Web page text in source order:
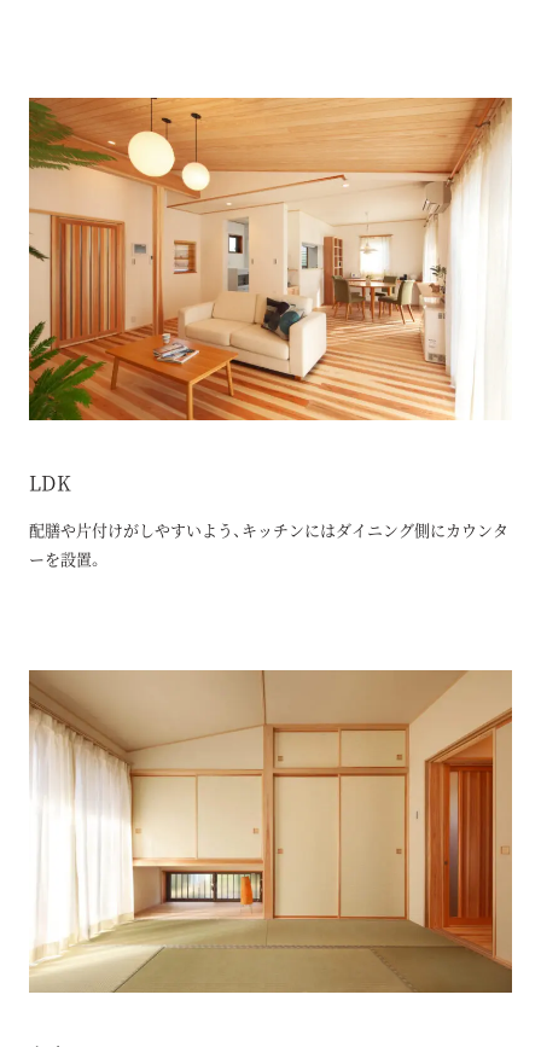
LDK
配膳や片付けがしやすいよう、キッチンにはダイニング側にカウンタ
ーを設置。